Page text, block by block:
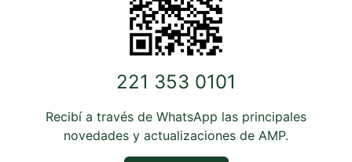
221 353 0101
Recibí a través de WhatsApp las principales
novedades y actualizaciones de AMP.